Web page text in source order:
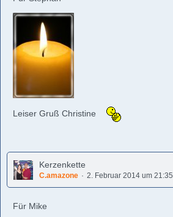
Leiser Gruß Christine
Kerzenkette
C.amazone 2. Februar 2014 um 21:35
Für Mike